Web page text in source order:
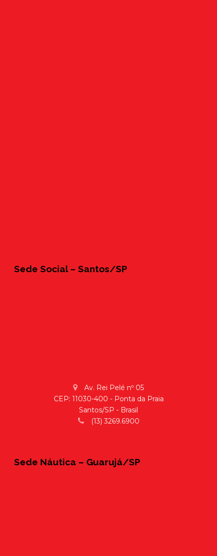
Sede Social – Santos/SP
Av. Rei Pelé nº 05
CEP: 11030-400 - Ponta da Praia
Santos/SP - Brasil
(13) 3269.6900
Sede Náutica – Guarujá/SP